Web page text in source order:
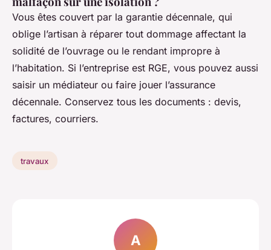
Vous êtes couvert par la garantie décennale, qui
oblige l’artisan à réparer tout dommage affectant la
solidité de l’ouvrage ou le rendant impropre à
l’habitation. Si l’entreprise est RGE, vous pouvez aussi
saisir un médiateur ou faire jouer l’assurance
décennale. Conservez tous les documents : devis,
factures, courriers.
travaux
A